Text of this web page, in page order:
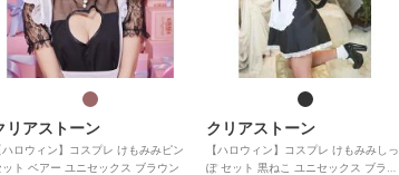
リアストーン
ハロウィン】コスプレ けもみみピン
ット ベアー ユニセックス ブラウン
クリアストーン
【ハロウィン】コスプレ けもみみしっ
ぽ セット 黒ねこ ユニセックス ブラッ